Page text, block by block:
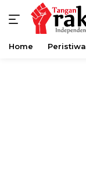
Langsung
Home Peristiwa